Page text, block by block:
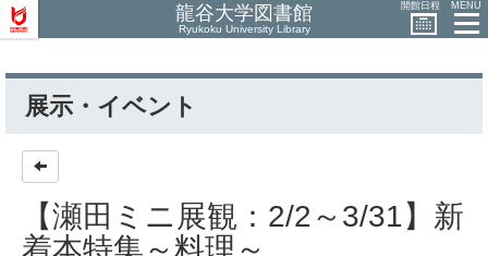
龍谷大学図書館
Ryukoku University Library
開館日程 MENU
展示・イベント
【瀬田ミニ展観：2/2～3/31】新
着本特集～料理～